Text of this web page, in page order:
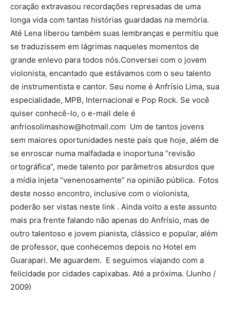
coração extravasou recordações represadas de uma
longa vida com tantas histórias guardadas na memória.
Até Lena liberou também suas lembranças e permitiu que
se traduzissem em lágrimas naqueles momentos de
grande enlevo para todos nós.Conversei com o jovem
violonista, encantado que estávamos com o seu talento
de instrumentista e cantor. Seu nome é Anfrísio Lima, sua
especialidade, MPB, Internacional e Pop Rock. Se você
quiser conhecê-lo, o e-mail dele é
anfriosolimashow@hotmail.com Um de tantos jovens
sem maiores oportunidades neste país que hoje, além de
se enroscar numa malfadada e inoportuna “revisão
ortográfica”, mede talento por parâmetros absurdos que
a mídia injeta “venenosamente” na opinião pública. Fotos
deste nosso encontro, inclusive com o violonista,
poderão ser vistas neste link . Ainda volto a este assunto
mais pra frente falando não apenas do Anfrísio, mas de
outro talentoso e jovem pianista, clássico e popular, além
de professor, que conhecemos depois no Hotel em
Guarapari. Me aguardem. E seguimos viajando com a
felicidade por cidades capixabas. Até a próxima. (Junho /
2009)